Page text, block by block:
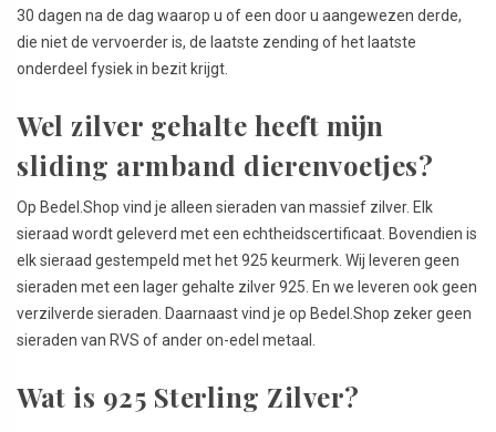
30 dagen na de dag waarop u of een door u aangewezen derde,
die niet de vervoerder is, de laatste zending of het laatste
onderdeel fysiek in bezit krijgt.
Wel zilver gehalte heeft mijn
sliding armband dierenvoetjes?
Op Bedel.Shop vind je alleen sieraden van massief zilver. Elk
sieraad wordt geleverd met een echtheidscertificaat. Bovendien is
elk sieraad gestempeld met het 925 keurmerk. Wij leveren geen
sieraden met een lager gehalte zilver 925. En we leveren ook geen
verzilverde sieraden. Daarnaast vind je op Bedel.Shop zeker geen
sieraden van RVS of ander on-edel metaal.
Wat is 925 Sterling Zilver?